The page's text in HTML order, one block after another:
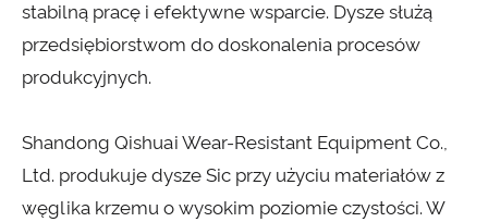
stabilną pracę i efektywne wsparcie. Dysze służą
przedsiębiorstwom do doskonalenia procesów
produkcyjnych.
Shandong Qishuai Wear-Resistant Equipment Co.,
Ltd. produkuje dysze Sic przy użyciu materiałów z
węglika krzemu o wysokim poziomie czystości. W